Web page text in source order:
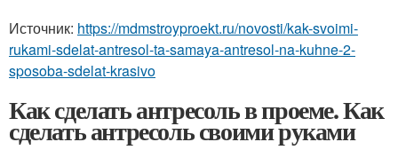
Источник: https://mdmstroyproekt.ru/novosti/kak-svoimi-
rukami-sdelat-antresol-ta-samaya-antresol-na-kuhne-2-
sposoba-sdelat-krasivo
Как сделать антресоль в проеме. Как
сделать антресоль своими руками